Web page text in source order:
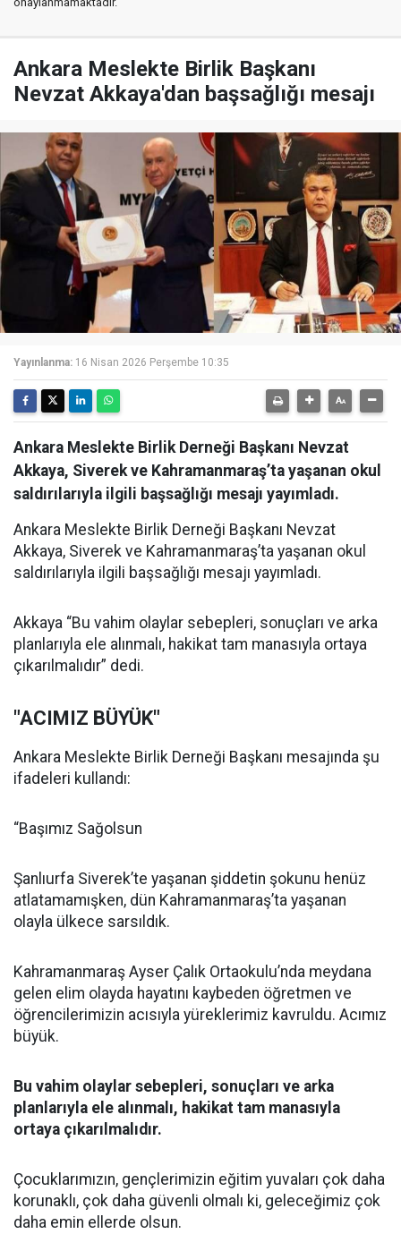
Ankara Meslekte Birlik Başkanı
Nevzat Akkaya'dan başsağlığı mesajı
Yayınlanma: 16 Nisan 2026 Perşembe 10:35
Ankara Meslekte Birlik Derneği Başkanı Nevzat
Akkaya, Siverek ve Kahramanmaraş’ta yaşanan okul
saldırılarıyla ilgili başsağlığı mesajı yayımladı.
Ankara Meslekte Birlik Derneği Başkanı Nevzat
Akkaya, Siverek ve Kahramanmaraş’ta yaşanan okul
saldırılarıyla ilgili başsağlığı mesajı yayımladı.
Akkaya “Bu vahim olaylar sebepleri, sonuçları ve arka
planlarıyla ele alınmalı, hakikat tam manasıyla ortaya
çıkarılmalıdır” dedi.
"ACIMIZ BÜYÜK"
Ankara Meslekte Birlik Derneği Başkanı mesajında şu
ifadeleri kullandı:
“Başımız Sağolsun
Şanlıurfa Siverek’te yaşanan şiddetin şokunu henüz
atlatamamışken, dün Kahramanmaraş’ta yaşanan
olayla ülkece sarsıldık.
Kahramanmaraş Ayser Çalık Ortaokulu’nda meydana
gelen elim olayda hayatını kaybeden öğretmen ve
öğrencilerimizin acısıyla yüreklerimiz kavruldu. Acımız
büyük.
Bu vahim olaylar sebepleri, sonuçları ve arka
planlarıyla ele alınmalı, hakikat tam manasıyla
ortaya çıkarılmalıdır.
Çocuklarımızın, gençlerimizin eğitim yuvaları çok daha
korunaklı, çok daha güvenli olmalı ki, geleceğimiz çok
daha emin ellerde olsun.